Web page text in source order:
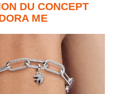
DU CONCEPT
ME